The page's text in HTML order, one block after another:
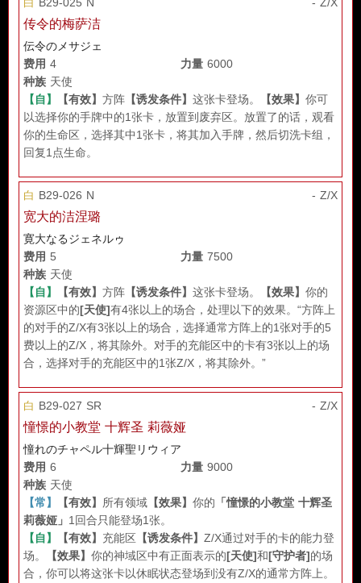
传令的梅萨洁
伝令のメサジェ
费用 4 力量 6000
种族 天使
【自】
【有效】 方阵 【诱发条件】 这张卡登场。 【效果】 你可
以选择你的手牌中的1张卡，放置到废弃区。放置了的话，观看
你的生命区，选择其中1张卡，将其加入手牌，然后切洗卡组，
回复1点生命。
白 B29-026 N - Z/X
宽大的洁涅璐
寛大なるジェネルゥ
费用 5 力量 7500
种族 天使
【自】
【有效】 方阵 【诱发条件】 这张卡登场。 【效果】 你的
资源区中的[天使]有4张以上的场合，处理以下的效果。“方阵上
的对手的Z/X有3张以上的场合，选择通常方阵上的1张对手的5
费以上的Z/X，将其除外。对手的充能区中的卡有3张以上的场
合，选择对手的充能区中的1张Z/X，将其除外。”
白 B29-027 SR - Z/X
憧憬的小教堂 十辉圣 莉薇娅
憧れのチャペル十輝聖リウィア
费用 6 力量 9000
种族 天使
【常】
【有效】 所有领域 【效果】 你的 「憧憬的小教堂 十辉圣
莉薇娅」 1回合只能登场1张。
【自】
【有效】 充能区 【诱发条件】 Z/X通过对手的卡的能力登
场。
【效果】 你的神域区中有正面表示的[天使]和[守护者]的场
合，你可以将这张卡以休眠状态登场到没有Z/X的通常方阵上。